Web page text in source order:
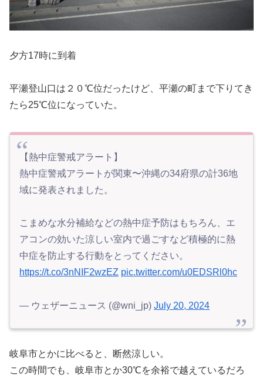
夕方17時に到着
平瀬登山口は２０℃位だったけど、平瀬の町まで下りてき
たら25℃位になっていた。
【熱中症警戒アラート】
熱中症警戒アラートが関東〜沖縄の34府県の計36地
域に発表されました。
こまめな水分補給などの熱中症予防はもちろん、エ
アコンの効いた涼しい室内で過ごすなど積極的に熱
中症を防止する行動をとってください。
https://t.co/3nNIF2wzEZ pic.twitter.com/u0EDSRl0hc
— ウェザーニュース (@wni_jp) July 20, 2024
岐阜市とかに比べると、断然涼しい。
この時間でも、岐阜市とか30℃を余裕で越えているだろ